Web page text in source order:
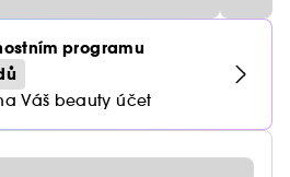
programu
Váš beauty účet